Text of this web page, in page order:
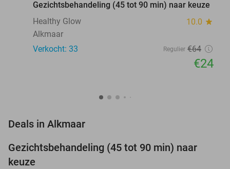
Gezichtsbehandeling (45 tot 90 min) naar keuze
Healthy Glow
10.0 star
Alkmaar
Verkocht: 33
Regulier €64
€24
Deals in Alkmaar
TODAY
Gezichtsbehandeling (45 tot 90 min) naar
keuze